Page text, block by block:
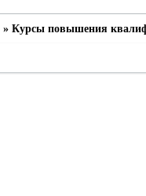
»Курсы повышения